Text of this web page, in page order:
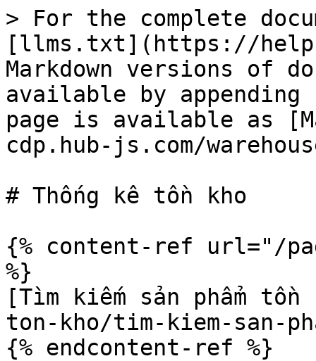
> For the complete
[llms.txt](https://
Markdown versions of
available by
page is available as
cdp.hub-js.com/
# Thống kê tồn kho
{% content-ref url="/
%}
[Tìm kiếm sản phẩm
ton-kho/tim-kiem-san-
{% endcontent-ref %}